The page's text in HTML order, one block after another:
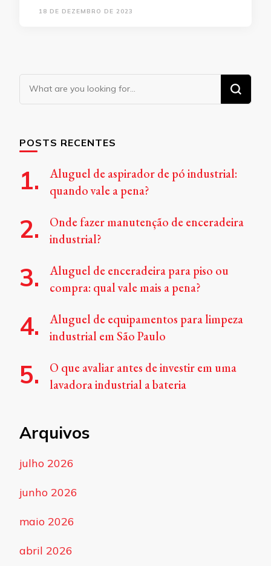
18 DE DEZEMBRO DE 2023
Looking
for
POSTS RECENTES
Aluguel de aspirador de pó industrial:
quando vale a pena?
Onde fazer manutenção de enceradeira
industrial?
Aluguel de enceradeira para piso ou
compra: qual vale mais a pena?
Aluguel de equipamentos para limpeza
industrial em São Paulo
O que avaliar antes de investir em uma
lavadora industrial a bateria
Arquivos
julho 2026
junho 2026
maio 2026
abril 2026